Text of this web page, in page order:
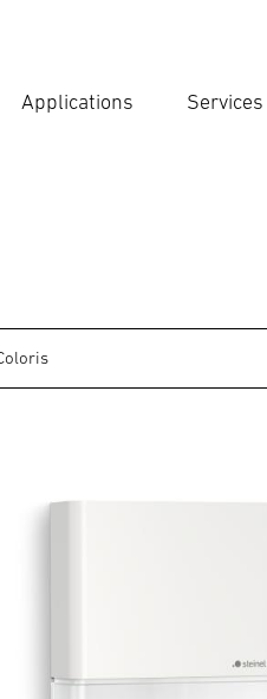
Applications Services